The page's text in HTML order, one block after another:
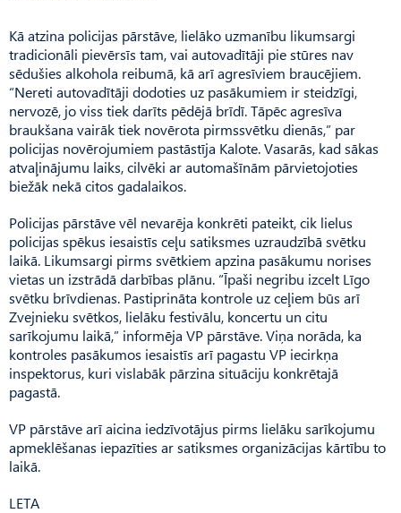
Kā atzina policijas pārstāve, lielāko uzmanību likumsargi
tradicionāli pievērsīs tam, vai autovadītāji pie stūres nav
sēdušies alkohola reibumā, kā arī agresīviem braucējiem.
“Nereti autovadītāji dodoties uz pasākumiem ir steidzīgi,
nervozē, jo viss tiek darīts pēdējā brīdī. Tāpēc agresīva
braukšana vairāk tiek novērota pirmssvētku dienās,” par
policijas novērojumiem pastāstīja Kalote. Vasarās, kad sākas
atvaļinājumu laiks, cilvēki ar automašīnām pārvietojoties
biežāk nekā citos gadalaikos.
Policijas pārstāve vēl nevarēja konkrēti pateikt, cik lielus
policijas spēkus iesaistīs ceļu satiksmes uzraudzībā svētku
laikā. Likumsargi pirms svētkiem apzina pasākumu norises
vietas un izstrādā darbības plānu. “Īpaši negribu izcelt Līgo
svētku brīvdienas. Pastiprināta kontrole uz ceļiem būs arī
Zvejnieku svētkos, lielāku festivālu, koncertu un citu
sarīkojumu laikā,” informēja VP pārstāve. Viņa norāda, ka
kontroles pasākumos iesaistīs arī pagastu VP iecirkņa
inspektorus, kuri vislabāk pārzina situāciju konkrētajā
pagastā.
VP pārstāve arī aicina iedzīvotājus pirms lielāku sarīkojumu
apmeklēšanas iepazīties ar satiksmes organizācijas kārtību to
laikā.
LETA